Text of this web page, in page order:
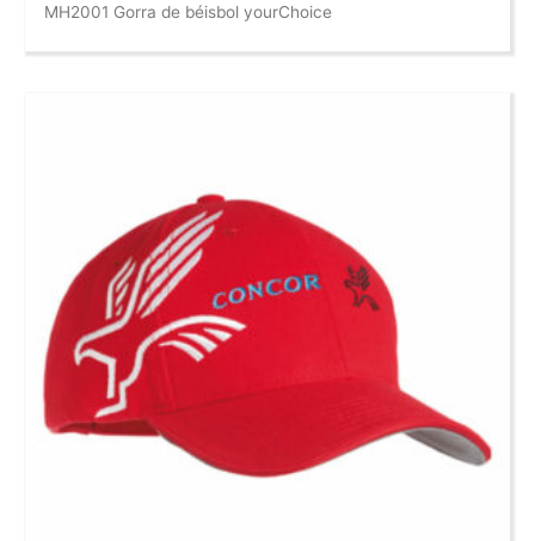
MH2001 Gorra de béisbol yourChoice